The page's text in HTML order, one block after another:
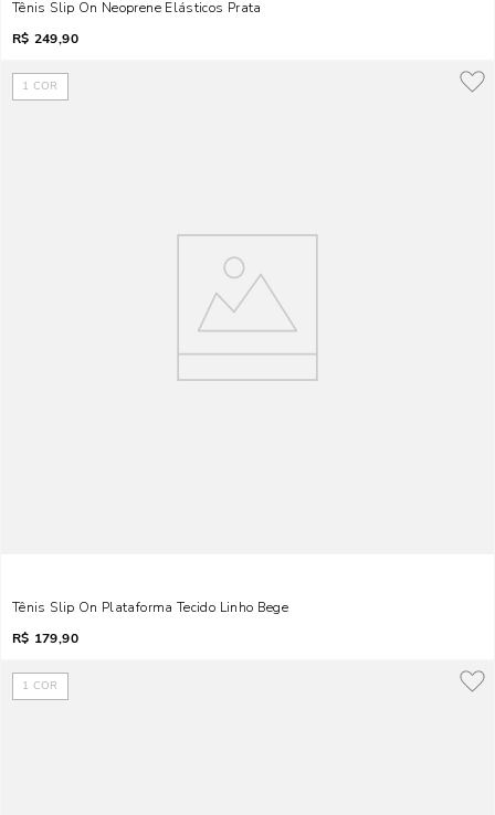
Tênis Slip On Neoprene Elásticos Prata
R$ 249,90
1 COR
Tênis Slip On Plataforma Tecido Linho Bege
R$ 179,90
1 COR